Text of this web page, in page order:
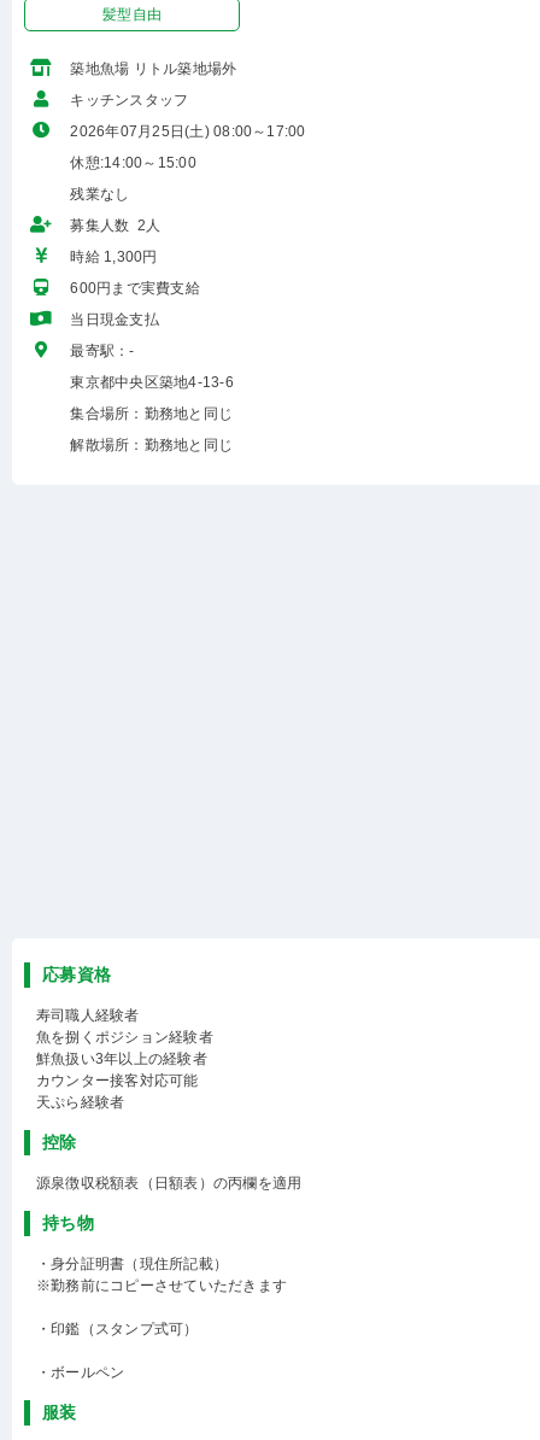
髪型自由
築地魚場 リトル築地場外
キッチンスタッフ
2026年07月25日(土) 08:00～17:00
休憩:14:00～15:00
残業なし
募集人数 2人
時給 1,300円
600円まで実費支給
当日現金支払
最寄駅：-
東京都中央区築地4-13-6
集合場所：勤務地と同じ
解散場所：勤務地と同じ
応募資格
寿司職人経験者
魚を捌くポジション経験者
鮮魚扱い3年以上の経験者
カウンター接客対応可能
天ぷら経験者
控除
源泉徴収税額表（日額表）の丙欄を適用
持ち物
・身分証明書（現住所記載）
※勤務前にコピーさせていただきます
・印鑑（スタンプ式可）
・ボールペン
服装